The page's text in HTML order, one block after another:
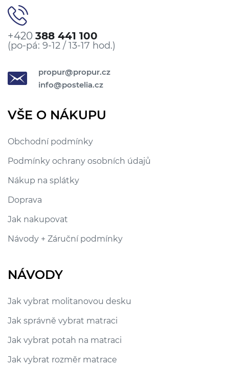
+420 388 441 100
(po-pá: 9-12 / 13-17 hod.)
propur@propur.cz
info@postelia.cz
VŠE O NÁKUPU
Obchodní podmínky
Podmínky ochrany osobních údajů
Nákup na splátky
Doprava
Jak nakupovat
Návody + Záruční podmínky
NÁVODY
Jak vybrat molitanovou desku
Jak správně vybrat matraci
Jak vybrat potah na matraci
Jak vybrat rozměr matrace